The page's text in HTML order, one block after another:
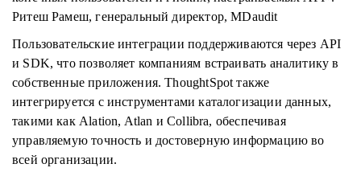
Ритеш Рамеш, генеральный директор, MDaudit
Пользовательские интеграции поддерживаются через API
и SDK, что позволяет компаниям встраивать аналитику в
собственные приложения. ThoughtSpot также
интегрируется с инструментами каталогизации данных,
такими как Alation, Atlan и Collibra, обеспечивая
управляемую точность и достоверную информацию во
всей организации.